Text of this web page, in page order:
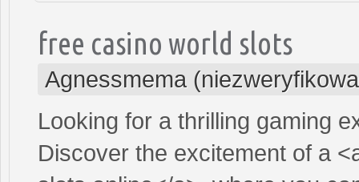
free casino world slots
Agnessmema
Looking for a thrilling gaming
Discover the excitement of a